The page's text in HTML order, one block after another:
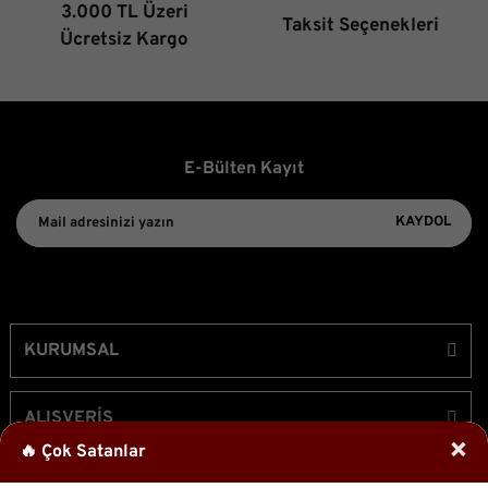
🔥 Çok Satanlar ×
3.000 TL Üzeri
Ücretsiz Kargo
Taksit Seçenekleri
E-Bülten Kayıt
KAYDOL
KURUMSAL
ALIŞVERİŞ